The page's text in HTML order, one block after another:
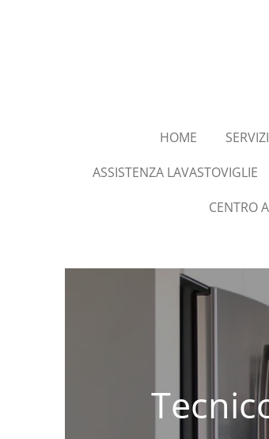
HOME
ASSISTENZA LAVASTOVIGLIE
CENTRO